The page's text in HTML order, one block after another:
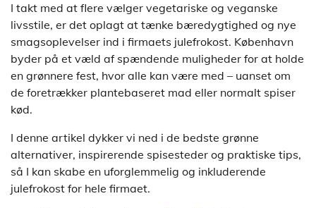
I takt med at flere vælger vegetariske og veganske
livsstile, er det oplagt at tænke bæredygtighed og nye
smagsoplevelser ind i firmaets julefrokost. København
byder på et væld af spændende muligheder for at holde
en grønnere fest, hvor alle kan være med – uanset om
de foretrækker plantebaseret mad eller normalt spiser
kød.
I denne artikel dykker vi ned i de bedste grønne
alternativer, inspirerende spisesteder og praktiske tips,
så I kan skabe en uforglemmelig og inkluderende
julefrokost for hele firmaet.